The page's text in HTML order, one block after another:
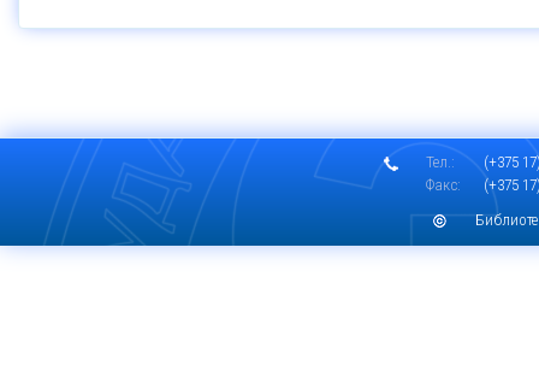
Тел.:
(+375
Факс:
(+375